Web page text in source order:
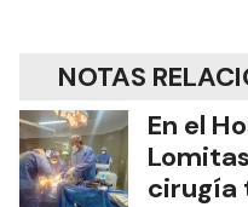
NOTAS
En el
cirugía